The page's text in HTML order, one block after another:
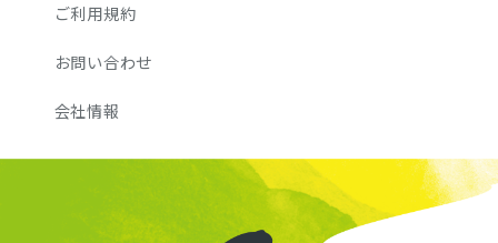
ご利用規約
お問い合わせ
会社情報